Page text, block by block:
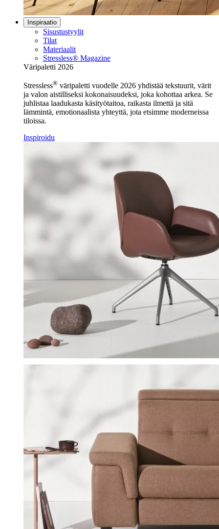
Inspiraatio
Sisustustyylit
Tilat
Materiaalit
Stressless® Magazine
Väripaletti 2026
Stressless® väripaletti vuodelle 2026 yhdistää tekstuurit, värit
ja valon aistilliseksi kokonaisuudeksi, joka kohottaa arkea. Se
juhlistaa laadukasta käsityötaitoa, raikasta ilmettä ja sitä
lämmintä, emotionaalista yhteyttä, jota etsimme moderneissa
tiloissa.
Inspiroidu